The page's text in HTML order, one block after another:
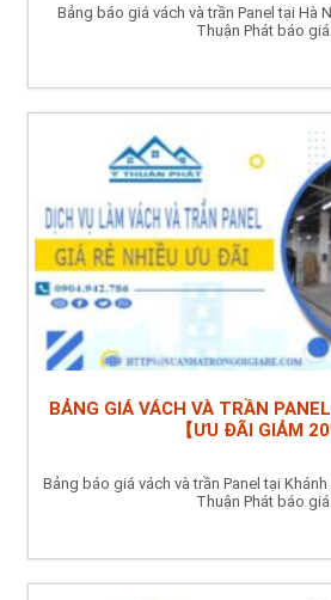
Bảng báo giá vách và trần Panel tại Hà
Thuận Phát báo giá...
BẢNG GIÁ VÁCH VÀ TRẦN
【ƯU ĐÃI GIẢM
Bảng báo giá vách và trần Panel tại
Thuận Phát báo giá...